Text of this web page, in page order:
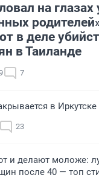
на глазах
в деле
в Таиланде
7
в Иркутске
23
и делают моложе:
после 40 — топ